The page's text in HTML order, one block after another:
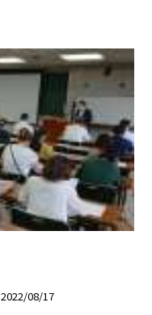
2022/08/17